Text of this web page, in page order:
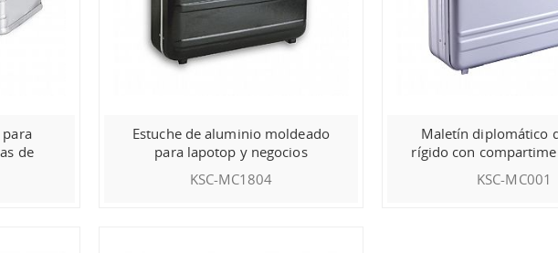
de
Estuche de aluminio moldeado
para lapotop y negocios
KSC-MC1804
Maletín diplomático
rígido con
TSA
KSC-MC001